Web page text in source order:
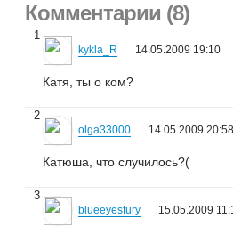
Комментарии (8)
1
kykla_R 14.05.2009 19:10
Катя, ты о ком?
2
olga33000 14.05.2009 20:58
Катюша, что случилось?(
3
blueeyesfury 15.05.2009